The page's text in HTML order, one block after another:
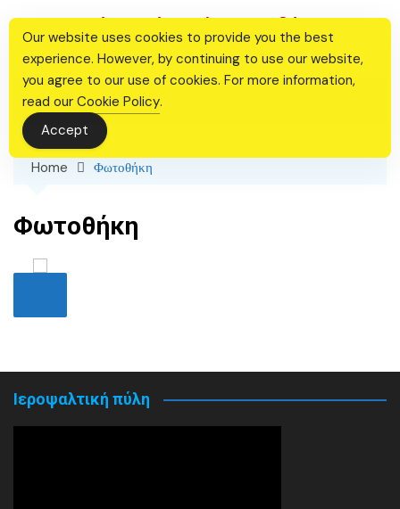
content
Ιερός Ναός Αγίας Βαρβάρας
Θεσσαλονίκης
Home Φωτοθήκη
Φωτοθήκη
Ιεροψαλτική πύλη
Our website uses cookies to provide you the best
experience. However, by continuing to use our website,
you agree to our use of cookies. For more information,
read our Cookie Policy.
Accept